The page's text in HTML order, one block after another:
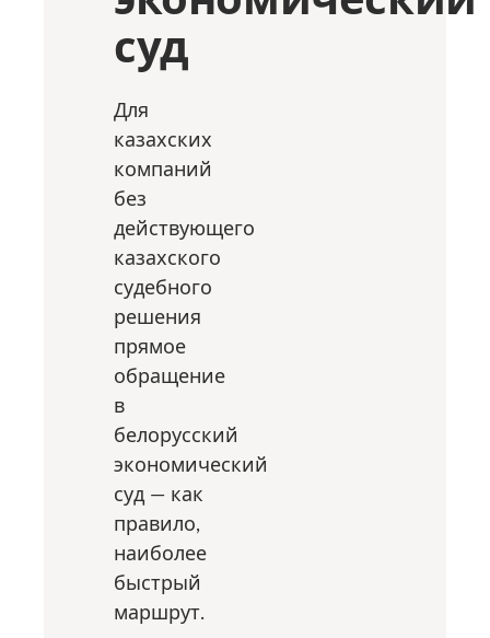
суд
Для
казахских
компаний
без
действующего
казахского
судебного
решения
прямое
обращение
в
белорусский
экономический
суд — как
правило,
наиболее
быстрый
маршрут.